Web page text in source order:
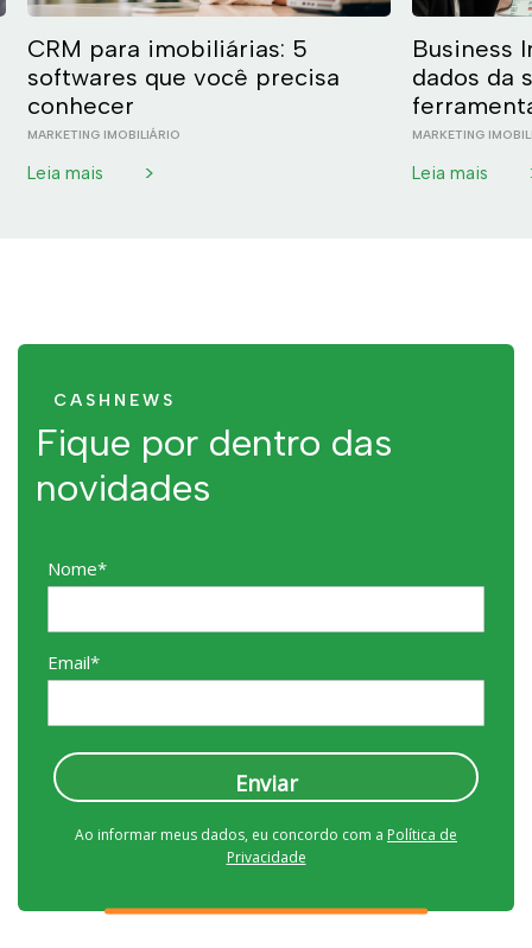
CRM para imobiliárias: 5
softwares que você precisa
conhecer
MARKETING IMOBILIÁRIO
Leia mais >
Business
dados da
MARKETING
Leia mais
CASHNEWS
Fique por dentro das
novidades
Nome*
Email*
Enviar
Ao informar meus dados, eu concordo com a Política de
Privacidade